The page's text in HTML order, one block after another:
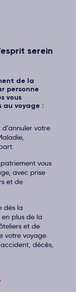
serein
de la
personne
vous
au voyage :
d’annuler votre
vous
avec prise
et de
dès la
plus de la
et de
votre voyage
décès,